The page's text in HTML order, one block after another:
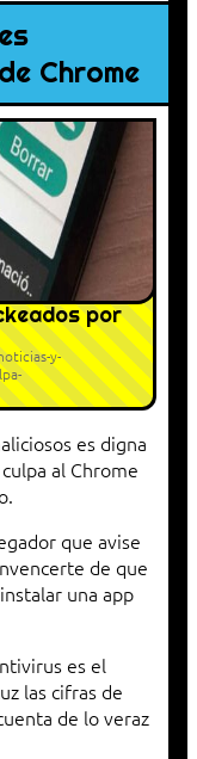
Chrome
por
y-
es digna
al Chrome
que avise
de que
una app
es el
las cifras de
de lo veraz